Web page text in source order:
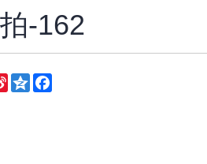
-162
Sina
Weibo
QzoneFacebook